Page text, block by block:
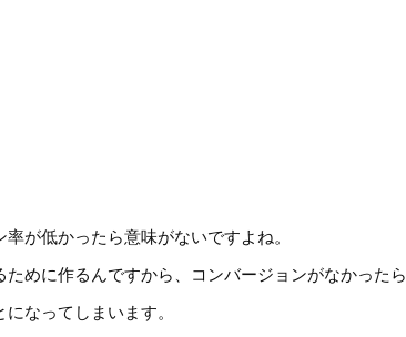
が低かったら意味がないですよね。
めに作るんですから、コンバージョンがなかったら
なってしまいます。